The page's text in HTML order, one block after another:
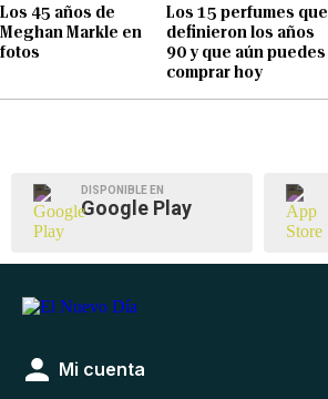
Los 45 años de
Meghan Markle en
fotos
Los 15 perfumes que
definieron los años
90 y que aún puedes
comprar hoy
DISPONIBLE EN
Google Play
Mi cuenta